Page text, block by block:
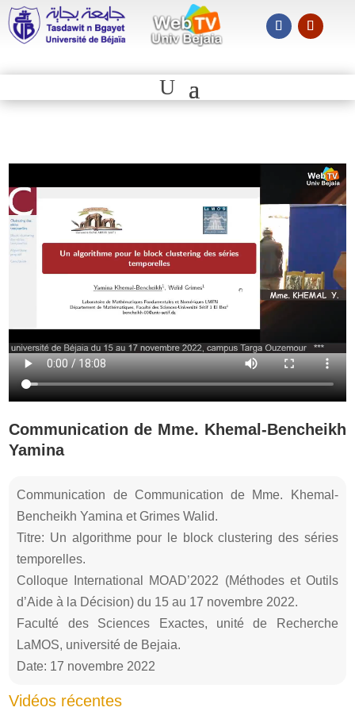
Communication de Mme. Khemal-Bencheikh
Yamina
Communication de Communication de Mme. Khemal-
Bencheikh Yamina et Grimes Walid.
Titre: Un algorithme pour le block clustering des séries
temporelles.
Colloque International MOAD’2022 (Méthodes et Outils
d’Aide à la Décision) du 15 au 17 novembre 2022.
Faculté des Sciences Exactes, unité de Recherche
LaMOS, université de Bejaia.
Date: 17 novembre 2022
Vidéos récentes